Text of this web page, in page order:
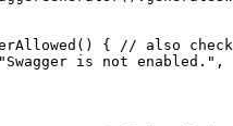
{
// also
"Swagger is not enabled." ,